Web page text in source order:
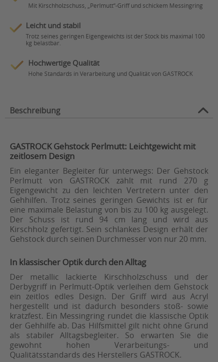
Mit Kirschholzschuss, „Perlmutt“-Griff und schickem Messingring
Leicht und stabil
Trotz seines geringen Eigengewichts ist der Stock bis maximal 100
kg belastbar.
Hochwertige Qualität
Hohe Standards in Verarbeitung und Qualität von GASTROCK
Beschreibung
GASTROCK Gehstock Perlmutt: Leichtgewicht mit
zeitlosem Design
Ein eleganter Begleiter für unterwegs: Der Gehstock
Perlmutt von GASTROCK zählt mit rund 270 g
Eigengewicht zu den leichten Vertretern unter den
Gehhilfen. Trotz seines geringen Gewichts ist er für
eine maximale Belastung von bis zu 100 kg ausgelegt.
Der Schuss ist rund 94 cm lang und wird aus
Kirschholz gefertigt. Sein schlankes Design erhält der
Gehstock durch seinen Durchmesser von nur 20 mm.
In klassischer Optik durch den Alltag
Der metallic lackierte Kirschholzschuss und der
Derbygriff in Perlmutt-Optik verleihen dem Gehstock
ein zeitlos edles Design. Der Griff wird aus Acryl
hergestellt und ist dadurch besonders stoß- sowie
kratzfest. Ein Messingring rundet die klassische Optik
der Gehhilfe ab. Das Hilfsmittel gilt nicht ohne Grund
als stabiler Alltagsbegleiter. So erwarten Sie die
gewohnt hohen Verarbeitungs- und
Qualitätsstandards des Herstellers GASTROCK.